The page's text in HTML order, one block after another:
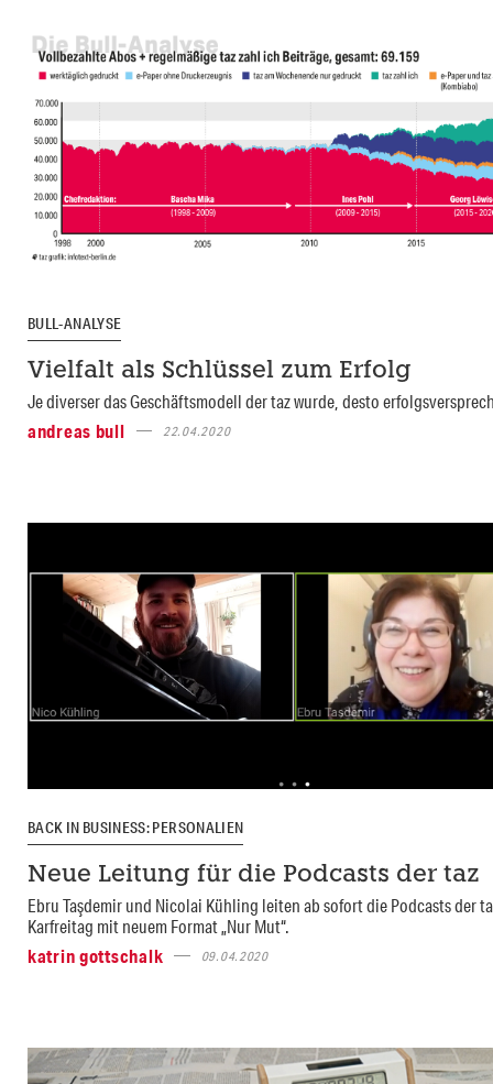
BULL-ANALYSE
Vielfalt als Schlüssel zum Erfolg
Je diverser das Geschäftsmodell der taz wurde, desto
andreas bull
22.04.2020
BACK IN BUSINESS: PERSONALIEN
Neue Leitung für die Podcasts der taz
Ebru Taşdemir und Nicolai Kühling leiten ab sofort die Podcasts der
Karfreitag mit neuem Format „Nur Mut“.
katrin gottschalk
09.04.2020